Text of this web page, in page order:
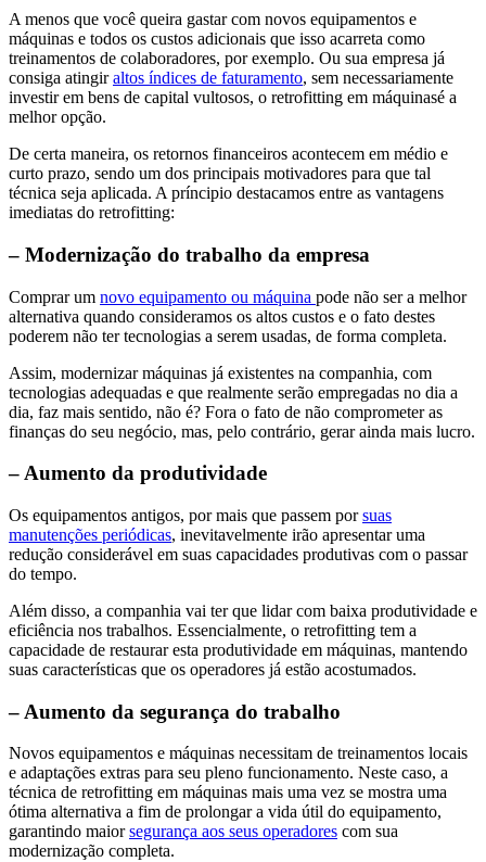
A menos que você queira gastar com novos equipamentos e
máquinas e todos os custos adicionais que isso acarreta como
treinamentos de colaboradores, por exemplo. Ou sua empresa já
consiga atingiraltos índices de faturamento, sem necessariamente
investir em bens de capital vultosos, o retrofitting em máquinasé a
melhor opção.
De certa maneira, os retornos financeiros acontecem em médio e
curto prazo, sendo um dos principais motivadores para que tal
técnica seja aplicada. A príncipio destacamos entre as vantagens
imediatas do retrofitting:
– Modernização do trabalho da empresa
Comprar um novo equipamento ou máquina pode não ser a melhor
alternativa quando consideramos os altos custos e o fato destes
poderem não ter tecnologias a serem usadas, de forma completa.
Assim, modernizar máquinas já existentes na companhia, com
tecnologias adequadas e que realmente serão empregadas no dia a
dia, faz mais sentido, não é? Fora o fato de não comprometer as
finanças do seu negócio, mas, pelo contrário, gerar ainda mais lucro.
– Aumento da produtividade
Os equipamentos antigos, por mais que passem porsuas
manutenções periódicas, inevitavelmente irão apresentar uma
redução considerável em suas capacidades produtivas com o passar
do tempo.
Além disso, a companhia vai ter que lidar com baixa produtividade e
eficiência nos trabalhos. Essencialmente, o retrofitting tem a
capacidade de restaurar esta produtividade em máquinas, mantendo
suas características que os operadores já estão acostumados.
– Aumento da segurança do trabalho
Novos equipamentos e máquinas necessitam de treinamentos locais
e adaptações extras para seu pleno funcionamento. Neste caso, a
técnica de retrofitting em máquinas mais uma vez se mostra uma
ótima alternativa a fim de prolongar a vida útil do equipamento,
garantindo maiorsegurança aos seus operadores com sua
modernização completa.